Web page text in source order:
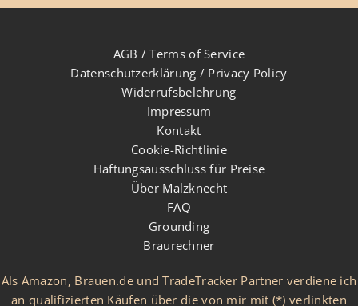
AGB / Terms of Service
Datenschutzerklärung / Privacy Policy
Widerrufsbelehrung
Impressum
Kontakt
Cookie-Richtlinie
Haftungsausschluss für Preise
Über Malzknecht
FAQ
Grounding
Braurechner
Als Amazon, Brauen.de und TradeTracker Partner verdiene ich
an qualifizierten Käufen über die von mir mit (*) verlinkten